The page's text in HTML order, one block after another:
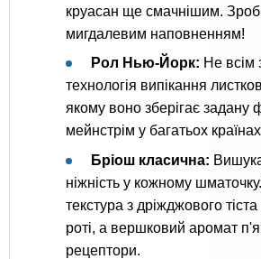
круасан ще смачнішим.
мигдалевим наповненням!
Рол Нью-Йорк: Не всім
технологія випікання
якому воно зберігає задану
мейнстрім у багатьох країнах
Бріош класична:
ніжність у кожному
текстура з дріжджового
роті, а вершковий аромат
рецептори.